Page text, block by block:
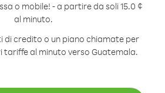
o mobile! - a partire da soli 15.0 ¢
al minuto.
di credito o un piano chiamate per
tariffe al minuto verso Guatemala.